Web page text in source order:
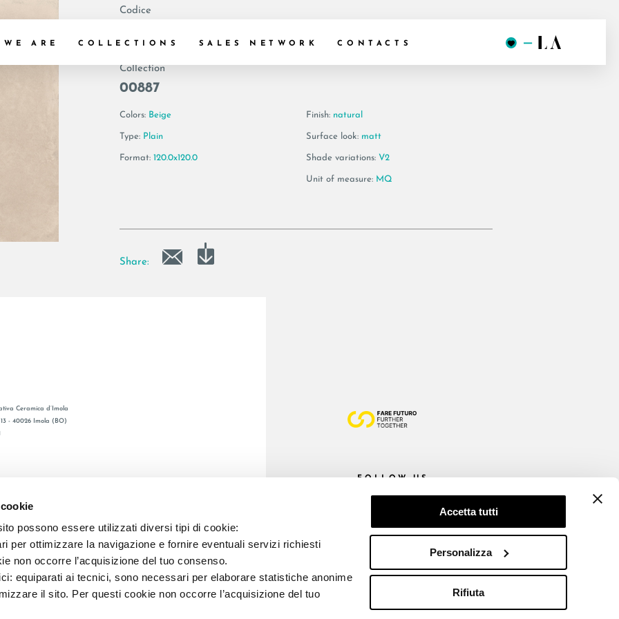
possono essere utilizzati diversi tipi di cookie:
per ottimizzare la navigazione e fornire eventuali servizi richiesti
non occorre l’acquisizione del tuo consenso.
equiparati ai tecnici, sono necessari per elaborare statistiche anonime
il sito. Per questi cookie non occorre l’acquisizione del tuo
Accetta tutti
Personalizza
Rifiuta
WE ARE COLLECTIONS SALES NETWORK CONTACTS
Codice
Collection
00887
Colors: Beige
Type: Plain
Format: 120.0x120.0
Finish: natural
Surface look: matt
Shade variations: V2
Unit of measure: MQ
Share:
Ceramica d’Imola
- 40026 Imola (BO)
FOLLOW US
E REG. IMPR. BO 00286900378 R.E.A. BO 5545